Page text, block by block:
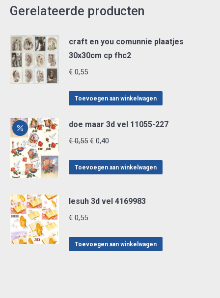
Gerelateerde producten
craft en you comunnie plaatjes
30x30cm cp fhc2
€ 0,55
Toevoegen aan winkelwagen
doe maar 3d vel 11055-227
€0,55 Oorspronkelijke
was:
€ 0,40
is:
Toevoegen aan winkelwagen
lesuh 3d vel 4169983
€ 0,55
Toevoegen aan winkelwagen